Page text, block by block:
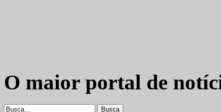
O maior portal de